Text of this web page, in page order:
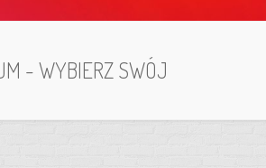
- WYBIERZ SWÓJ